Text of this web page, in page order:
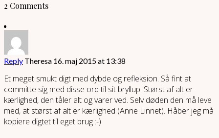
2 Comments
Reply Theresa 16. maj 2015 at 13:38
Et meget smukt digt med dybde og refleksion. Så fint at
committe sig med disse ord til sit bryllup. Størst af alt er
kærlighed, den tåler alt og varer ved. Selv døden den må leve
med, at størst af alt er kærlighed (Anne Linnet). Håber jeg må
kopiere digtet til eget brug :-)